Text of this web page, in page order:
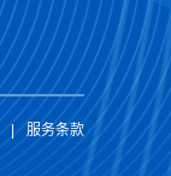
服务条款